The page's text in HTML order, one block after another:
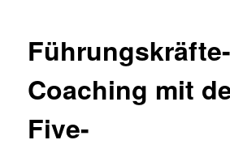
Führungskräfte-
Coaching mit
Five-